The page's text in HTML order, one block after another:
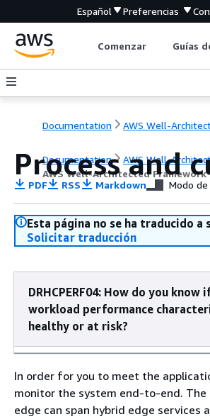
Español Preferencias
Comenzar Guías
Documentation AWS Well-
Documentation
AWS Well-
AWS Well-Architected Framework
Process and
PDF RSS Markdown Modo
Esta página no se ha traducido a
Solicitar traducción
DRHCPERF04: How do you know
workload performance
healthy or at risk?
In order for you to meet the
monitor the system end-to-end. The
edge can span hybrid edge services